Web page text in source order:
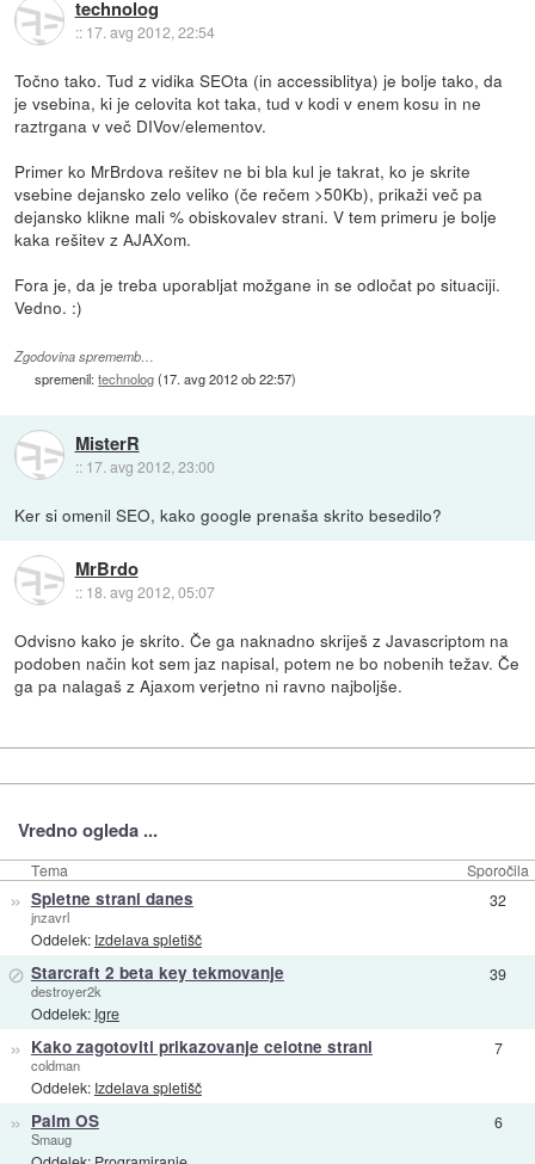
technolog
:: 17. avg 2012, 22:54
Točno tako. Tud z vidika SEOta (in accessiblitya) je bolje tako, da
je vsebina, ki je celovita kot taka, tud v kodi v enem kosu in ne
raztrgana v več DIVov/elementov.
Primer ko MrBrdova rešitev ne bi bla kul je takrat, ko je skrite
vsebine dejansko zelo veliko (če rečem >50Kb), prikaži več pa
dejansko klikne mali % obiskovalev strani. V tem primeru je bolje
kaka rešitev z AJAXom.
Fora je, da je treba uporabljat možgane in se odločat po situaciji.
Vedno. :)
Zgodovina sprememb…
spremenil:technolog(17. avg 2012 ob 22:57)
MisterR
:: 17. avg 2012, 23:00
Ker si omenil SEO, kako google prenaša skrito besedilo?
MrBrdo
:: 18. avg 2012, 05:07
Odvisno kako je skrito. Če ga naknadno skriješ z Javascriptom na
podoben način kot sem jaz napisal, potem ne bo nobenih težav. Če
ga pa nalagaš z Ajaxom verjetno ni ravno najboljše.
Vredno ogleda ...
Tema Sporočila
» Spletne strani danes
jnzavrl
Oddelek: Izdelava spletišč
32
⊘ Starcraft 2 beta key tekmovanje
destroyer2k
Oddelek: Igre
39
» Kako zagotoviti prikazovanje celotne strani
coldman
Oddelek: Izdelava spletišč
7
» Palm OS
Smaug
6